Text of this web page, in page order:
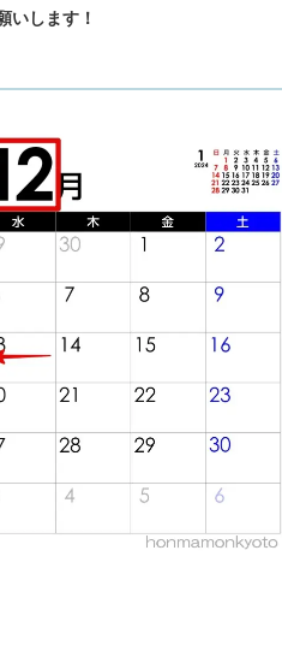
いします！